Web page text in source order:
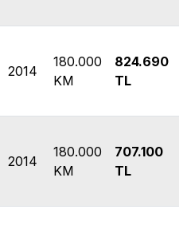
2014
180.000
KM
824.690
TL
2014
180.000
KM
707.100
TL